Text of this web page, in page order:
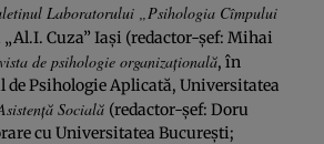
Laboratorului „Psihologia Cîmpului
„Al.I. Cuza” Iaşi (redactor-şef: Mihai
de psihologie organizaţională, în
de Psihologie Aplicată, Universitatea
Socială (redactor-şef: Doru
cu Universitatea Bucureşti;